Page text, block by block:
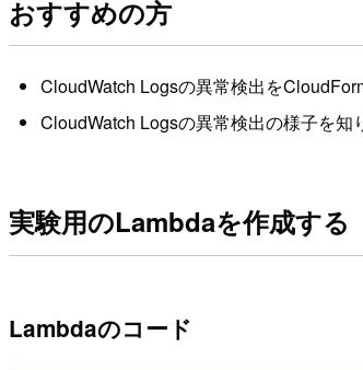
おすすめの方
CloudWatch Logsの異常検出を
CloudWatch Logsの異常検出の様子を知
実験用のLambdaを作成する
Lambdaのコード